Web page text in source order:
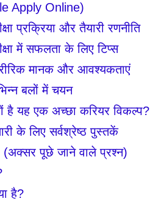
Apply Online)
प्रक्रिया और तैयारी रणनीति
में सफलता के लिए टिप्स
मानक और आवश्यकताएं
बलों में चयन
यह एक अच्छा करियर विकल्प?
के लिए सर्वश्रेष्ठ पुस्तकें
पूछे जाने वाले प्रश्न)
है?